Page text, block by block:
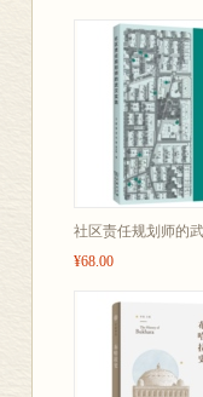
社区责任规划师的
¥68.00